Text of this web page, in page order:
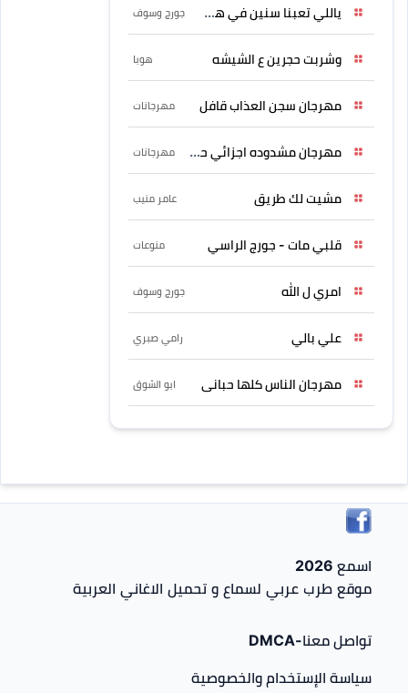
ياللي تعبنا سنين في هواه جورج وسوف
وشربت حجرين ع الشيشه هوبا
مهرجان سجن العذاب قافل مهرجانات
مهرجان مشدوده اجزائي حربونى مهرجانات
مشيت لك طريق عامر منيب
قلبي مات - جورج الراسي منوعات
امري ل الله جورج وسوف
علي بالي رامي صبري
مهرجان الناس كلها حبانى ابو الشوق
اسمع 2026
موقع طرب عربي لسماع و تحميل الاغاني العربية
تواصل معنا-DMCA
سياسة الإستخدام والخصوصية